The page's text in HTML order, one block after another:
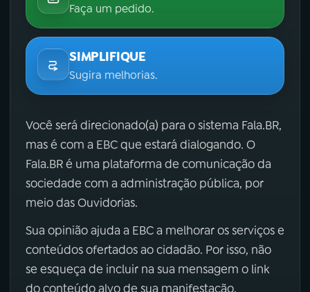
Faça um pedido.
SIMPLIFIQUE
Sugira melhorias.
Você será direcionado(a) para o sistema Fala.BR,
mas é com a EBC que estará dialogando. O
Fala.BR é uma plataforma de comunicação da
sociedade com a administração pública, por
meio das Ouvidorias.
Sua opinião ajuda a EBC a melhorar os serviços e
conteúdos ofertados ao cidadão. Por isso, não
se esqueça de incluir na sua mensagem o link
do conteúdo alvo de sua manifestação.